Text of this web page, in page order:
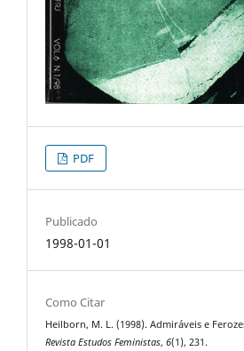
PDF
Publicado
1998-01-01
Como Citar
Heilborn, M. L. (1998). Admiráveis e
Revista Estudos Feministas,6(1), 231.